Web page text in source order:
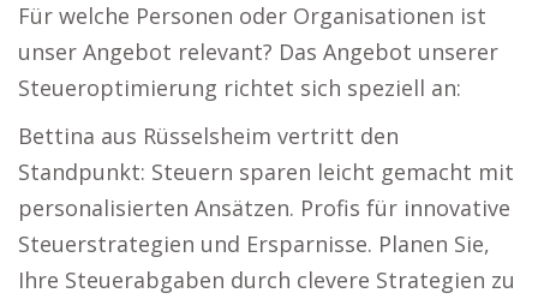
Für welche Personen oder Organisationen ist
unser Angebot relevant? Das Angebot unserer
Steueroptimierung richtet sich speziell an:
Bettina aus Rüsselsheim vertritt den
Standpunkt: Steuern sparen leicht gemacht mit
personalisierten Ansätzen. Profis für innovative
Steuerstrategien und Ersparnisse. Planen Sie,
Ihre Steuerabgaben durch clevere Strategien zu